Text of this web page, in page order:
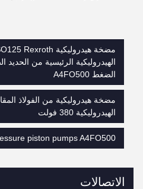
الهيدروليكية الرئيسية من
الضغط A4FO500
مضخة هيدروليكية من الفولاذ
الهيدروليكية 380 فولت
piston pumps A4FO500
الاتصالات